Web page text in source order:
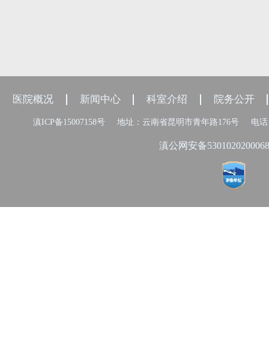
医院概况 新闻中心 科室介绍 院务公开
滇ICP备15007158号 地址：云南省昆明市青年路176号 电话
滇公网安备